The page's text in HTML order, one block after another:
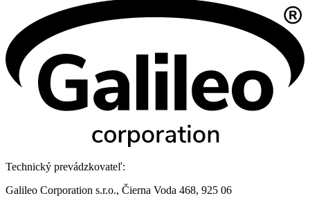
Technický prevádzkovateľ:
Galileo Corporation s.r.o., Čierna Voda 468, 925 06